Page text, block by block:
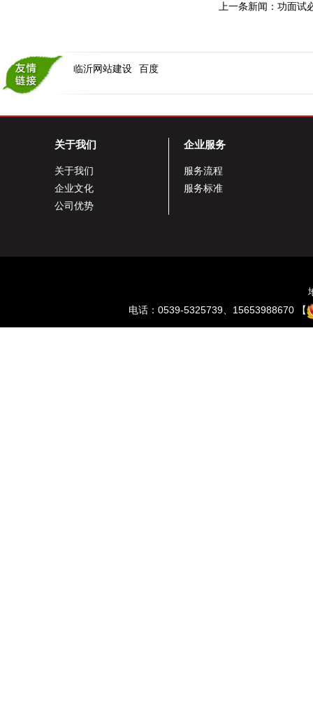
上一条新闻： 功面试
临沂网站建设 百度
关于我们
关于我们
企业文化
公司优势
企业服务
服务流程
服务标准
电话：0539-5325739、15653988670 【